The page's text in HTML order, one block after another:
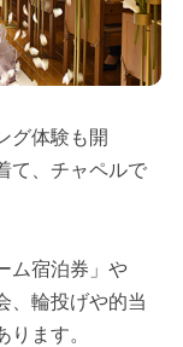
グ体験も開
て、チャペルで
ム宿泊券」や
、輪投げや的当
ます。